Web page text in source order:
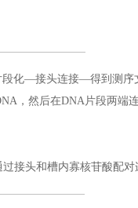
段化—接头连接—得到测序
，然后在DNA片段两端
接头和槽内寡核苷酸配